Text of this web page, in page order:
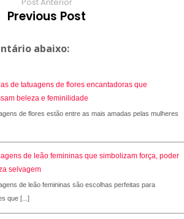
Previous Post
abaixo:
de tatuagens de flores encantadoras que
beleza e feminilidade
de flores estão entre as mais amadas pelas mulheres
de leão femininas que simbolizam força, poder
selvagem
de leão femininas são escolhas perfeitas para
que [...]